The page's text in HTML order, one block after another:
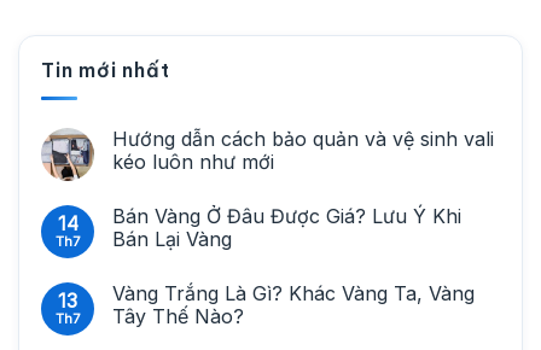
Tin mới nhất
Hướng dẫn cách bảo quản và vệ sinh vali
kéo luôn như mới
14
Th7
Bán Vàng Ở Đâu Được Giá? Lưu Ý Khi
Bán Lại Vàng
13
Th7
Vàng Trắng Là Gì? Khác Vàng Ta, Vàng
Tây Thế Nào?